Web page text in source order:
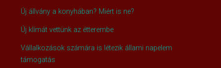
Új állvány a konyhában? Miért is ne?
Új klímát vettünk az étterembe
Vállalkozások számára is létezik állami napelem
támogatás